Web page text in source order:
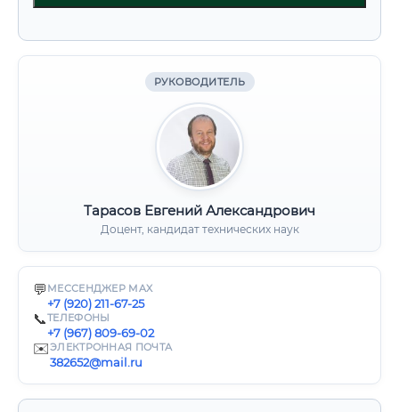
РУКОВОДИТЕЛЬ
Тарасов Евгений Александрович
Доцент, кандидат технических наук
💬 МЕССЕНДЖЕР MAX
+7 (920) 211-67-25
📞ТЕЛЕФОНЫ
+7 (967) 809-69-02
✉️ЭЛЕКТРОННАЯ ПОЧТА
382652@mail.ru